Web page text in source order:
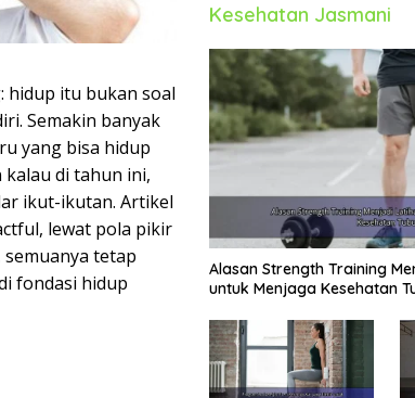
hidup itu bukan soal
Semakin banyak
yang bisa hidup
di tahun ini,
ikut-ikutan. Artikel
lewat pola pikir
tetap
fondasi hidup
Kesehatan Jasmani
Alasan Strength Training
untuk Menjaga Kesehatan